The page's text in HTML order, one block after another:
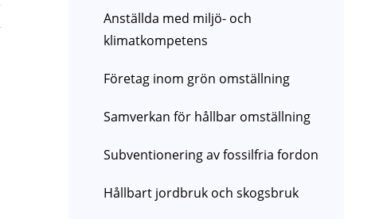
Anställda med miljö- och
klimatkompetens
Företag inom grön omställning
Samverkan för hållbar omställning
Subventionering av fossilfria fordon
Hållbart jordbruk och skogsbruk